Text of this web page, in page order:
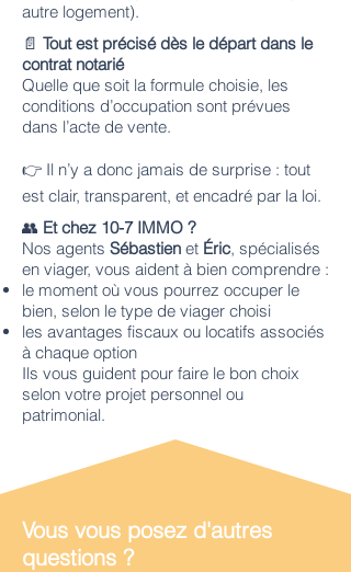
autre logement).
📄 Tout est précisé dès le départ dans le
contrat notarié
Quelle que soit la formule choisie, les
conditions d’occupation sont prévues
dans l’acte de vente.
👉 Il n’y a donc jamais de surprise : tout
est clair, transparent, et encadré par la loi.
👥 Et chez 10-7 IMMO ?
Nos agents Sébastien et Éric, spécialisés
en viager, vous aident à bien comprendre :
le moment où vous pourrez occuper le
bien, selon le type de viager choisi
les avantages fiscaux ou locatifs associés
à chaque option
Ils vous guident pour faire le bon choix
selon votre projet personnel ou
patrimonial.
Vous vous posez d'autres
questions ?